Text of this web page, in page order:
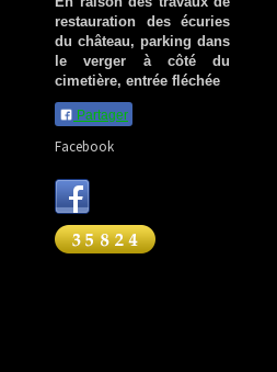
restauration des écuries
du château, parking dans
le verger à côté du
cimetière, entrée fléchée
Partager
Facebook